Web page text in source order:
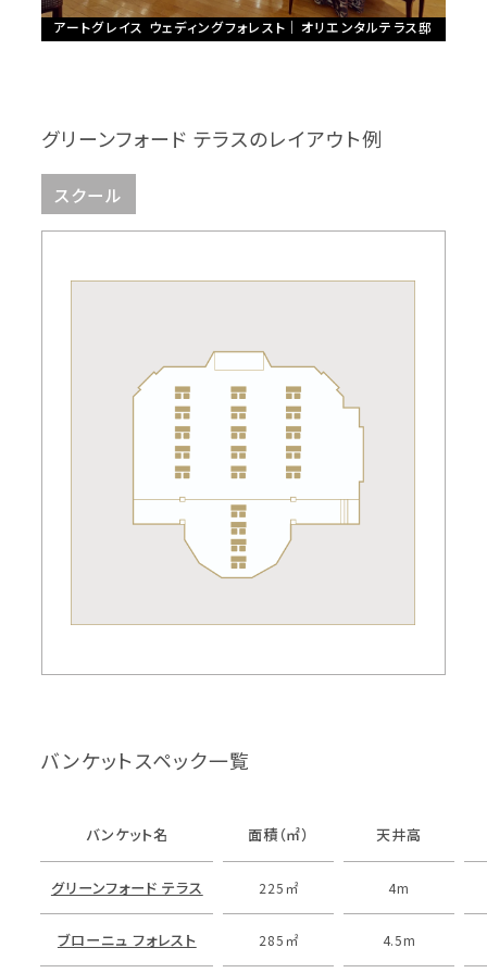
アートグレイス ウェディングフォレスト｜オリエンタルテラス邸
グリーンフォード テラスのレイアウト例
スクール
バンケットスペック一覧
バンケット名 面積（㎡） 天井高
グリーンフォード テラス 225㎡ 4m
ブローニュ フォレスト 285㎡ 4.5m